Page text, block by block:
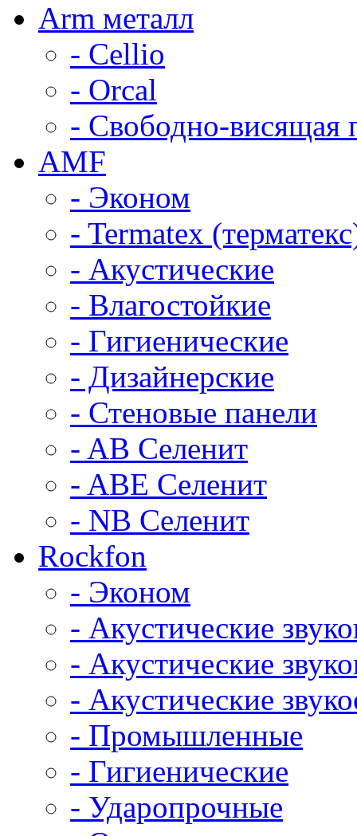
Arm металл
- Cellio
- Orcal
- Свободно-висящая
AMF
- Эконом
- Termatex
- Акустические
- Влагостойкие
- Гигиенические
- Дизайнерские
- Стеновые панели
- AB Селенит
- ABE Селенит
- NB Селенит
Rockfon
- Эконом
- Акустические
- Акустические
- Акустические
- Промышленные
- Гигиенические
- Ударопрочные